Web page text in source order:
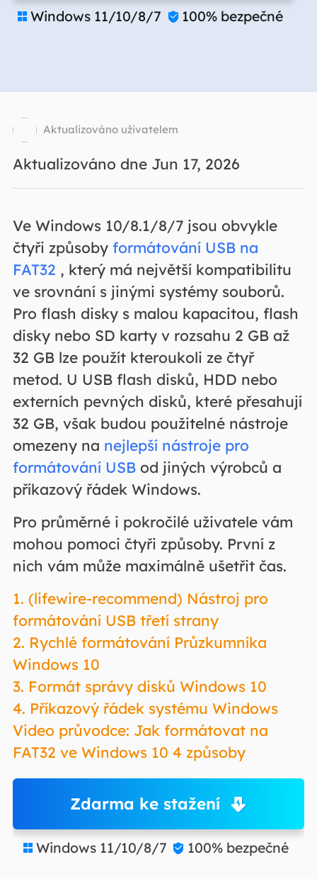
 Windows 11/10/8/7  100% bezpečné
Aktualizováno uživatelem
Aktualizováno dne Jun 17, 2026
Ve Windows 10/8.1/8/7 jsou obvykle
čtyři způsoby formátování USB na
FAT32 , který má největší kompatibilitu
ve srovnání s jinými systémy souborů.
Pro flash disky s malou kapacitou, flash
disky nebo SD karty v rozsahu 2 GB až
32 GB lze použít kteroukoli ze čtyř
metod. U USB flash disků, HDD nebo
externích pevných disků, které přesahují
32 GB, však budou použitelné nástroje
omezeny na nejlepší nástroje pro
formátování USBod jiných výrobců a
příkazový řádek Windows.
Pro průměrné i pokročilé uživatele vám
mohou pomoci čtyři způsoby. První z
nich vám může maximálně ušetřit čas.
1. (lifewire-recommend) Nástroj pro
formátování USB třetí strany
2. Rychlé formátování Průzkumníka
Windows 10
3. Formát správy disků Windows 10
4. Příkazový řádek systému Windows
Video průvodce: Jak formátovat na
FAT32 ve Windows 10 4 způsoby
Zdarma ke stažení
 Windows 11/10/8/7  100% bezpečné